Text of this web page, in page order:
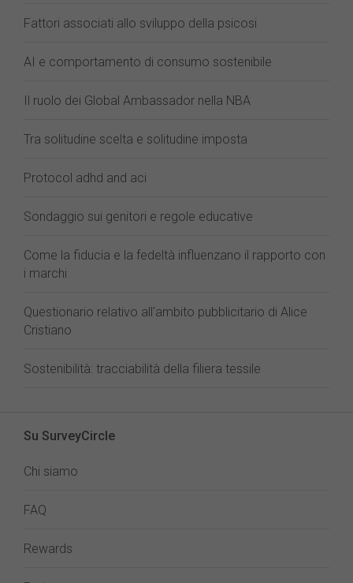
Fattori associati allo sviluppo della psicosi
AI e comportamento di consumo sostenibile
Il ruolo dei Global Ambassador nella NBA
Tra solitudine scelta e solitudine imposta
Protocol adhd and aci
Sondaggio sui genitori e regole educative
Come la fiducia e la fedeltà influenzano il rapporto con
i marchi
Questionario relativo all'ambito pubblicitario di Alice
Cristiano
Sostenibilità: tracciabilità della filiera tessile
Su SurveyCircle
Chi siamo
FAQ
Rewards